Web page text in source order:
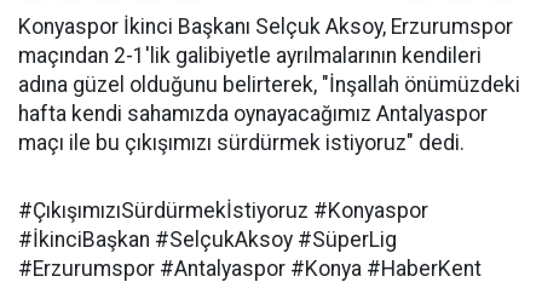
Konyaspor İkinci Başkanı Selçuk Aksoy, Erzurumspor
maçından 2-1'lik galibiyetle ayrılmalarının kendileri
adına güzel olduğunu belirterek, "İnşallah önümüzdeki
hafta kendi sahamızda oynayacağımız Antalyaspor
maçı ile bu çıkışımızı sürdürmek istiyoruz" dedi.
#ÇıkışımızıSürdürmekİstiyoruz #Konyaspor
#İkinciBaşkan #SelçukAksoy #SüperLig
#Erzurumspor #Antalyaspor #Konya #HaberKent